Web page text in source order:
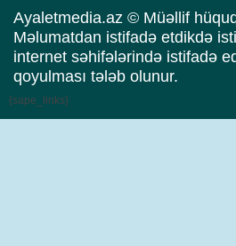
Ayaletmedia.az © Müəllif
Məlumatdan istifadə etdikdə
internet səhifələrində istifadə
qoyulması tələb olunur.
{sape_links}